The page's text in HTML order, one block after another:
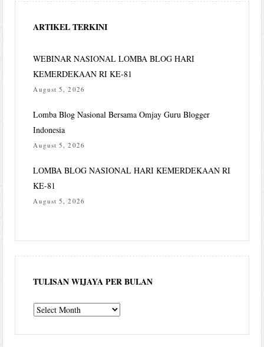
ARTIKEL TERKINI
WEBINAR NASIONAL LOMBA BLOG HARI
KEMERDEKAAN RI KE-81
August 5, 2026
Lomba Blog Nasional Bersama Omjay Guru Blogger
Indonesia
August 5, 2026
LOMBA BLOG NASIONAL HARI KEMERDEKAAN RI
KE-81
August 5, 2026
TULISAN WIJAYA PER BULAN
Tulisan
per